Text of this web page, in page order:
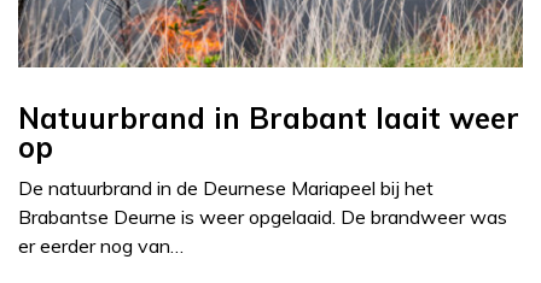
Natuurbrand in Brabant laait weer
op
De natuurbrand in de Deurnese Mariapeel bij het
Brabantse Deurne is weer opgelaaid. De brandweer was
er eerder nog van…